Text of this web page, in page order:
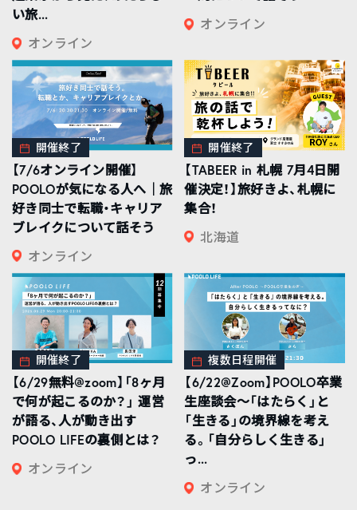
い旅...
オンライン
オンライン
開催終了
【7/6オンライン開催】
POOLOが気になる人へ｜旅
好き同士で転職・キャリア
ブレイクについて話そう
オンライン
開催終了
【TABEER in 札幌 7月4日開
催決定！】旅好きよ、札幌に
集合！
北海道
開催終了
【6/29無料@zoom】「8ヶ月
で何が起こるのか？」 運営
が語る、人が動き出す
POOLO LIFEの裏側とは？
オンライン
複数日程開催
【6/22@Zoom】POOLO卒業
生座談会〜「はたらく」と
「生きる」の境界線を考え
る。「自分らしく生きる」
っ...
オンライン